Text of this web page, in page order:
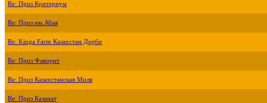
Re: Приз Критериум
Re: Приз им.Абая
Re: Kinga Farm Казахстан Дерби
Re: Приз Фаворит
Re: Приз Казахстанская Миля
Re: Приз Казанат